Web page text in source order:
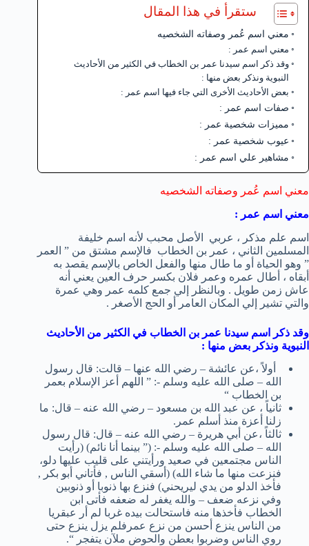
ستقرأ في هذا المقال
معني اسم عُمر وصفاته الشخصيه
معني اسم عمر :
وقد ذكر اسم سيدنا عمر بن الخطاب في الكثير من الأحاديث
النبوية ونذكر بعض منها :
بعض الأحاديث الأخرى التي جاء فيها اسم عمر :
صفات اسم عمر :
مميزات شخصية عمر :
عيوب شخصية عمر :
مشاهير علي اسم عمر :
معني اسم عُمر وصفاته الشخصيه
معني اسم عمر :
اسم علم مذكر ، عربي الأصل محبب لأنه اسم خليفة
المسلمين الثاني ، عمر بن الخطاب فالإسم مشتق من ” العمر
” وهو الحياة أو ما طال منها والفعل الخاص بالإسم يقصد به
أبقاه ، أطال عمره وعمر فلان بكسر حرف العين يعني أنه
عاش زمن طويل . وبالنظر إلي جمع كلمه عمر وهي عمرة
والتي تشير إلي المكان العامر أو الحج الأصغر .
وقد ذكر اسم سيدنا عمر بن الخطاب في الكثير من الأحاديث
النبوية ونذكر بعض منها :
أولاً ،عن عائشة – رضي الله عنها – قالت: قال رسول
الله – صلى الله عليه وسلم -: ” اللهم أعز الإسلام بعمر
بن الخطاب “
ثانياً ، عن عبد الله بن مسعود – رضي الله عنه – قال: ما
زلنا أعزة منذ أسلم عمر.
ثالثاً ،عن أبي هريرة – رضي الله عنه – قال: قال رسول
الله – صلى الله عليه وسلم -: (” بينما أنا نائم) (رأيت
الناس مجتمعين في صعيد ورأيتني على قليب عليها دلو،
فنزعت منها ما شاء الله) (أسقي الناس , فأتاني أبو بكر ,
فأخذ الدلو من يدي ليريحني) فنزع بها ذنوبا أو ذنوبين
وفي نزعه ضعف – والله يغفر له ضعفه فأتى ابن
الخطاب فأخذها منه فاستحالت بيده غربا لم أر عبقريا
من الناس ينزع أحسن من نزع عمرفلم يزل ينزع حتى
روي الناس وضربوا بعطن والحوض ملآن يتفجر “.